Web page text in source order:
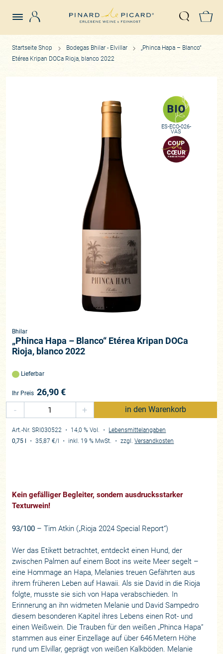
Suche
Startseite Shop Bodegas Bhilar - Elvillar
„Phinca Hapa – Blanco“
Etérea Kripan DOCa Rioja, blanco 2022
ES-ECO-026-
VAS
Bhilar
„Phinca Hapa – Blanco“ Etérea Kripan DOCa
Rioja, blanco 2022
Lieferbar
Ihr Preis 26,90€
-
+ in den Warenkorb
Art.-Nr. SRI030522 ・ 14,0 % Vol. ・ Lebensmittelangaben
0,75 l
・35,87 €/l ・ inkl. 19 % MwSt. ・zzgl.Versandkosten
Kein gefälliger Begleiter, sondern ausdrucksstarker
Texturwein!
93/100 – Tim Atkin („Rioja 2024 Special Report“)
Wer das Etikett betrachtet, entdeckt einen Hund, der
zwischen Palmen auf einem Boot ins weite Meer segelt –
eine Hommage an Hapa, Melanies treuen Gefährten aus
ihrem früheren Leben auf Hawaii. Als sie David in die Rioja
folgte, musste sie sich von Hapa verabschieden. In
Erinnerung an ihn widmeten Melanie und David Sampedro
diesem besonderen Kapitel ihres Lebens einen Rot- und
einen Weißwein. Die Trauben für den weißen „Phinca Hapa“
stammen aus einer Einzellage auf über 646 Metern Höhe
rund um Elvillar, geprägt von weißen Kalkböden. Melanie